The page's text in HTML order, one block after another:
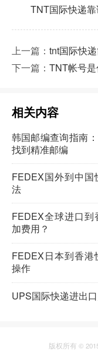
TNT国际快递
上一篇： tnt国际快
下一篇： TNT帐号
相关内容
韩国邮编查询指南
找到精准邮编
FEDEX国外到中
法
FEDEX全球进口
加费用？
FEDEX日本到香
操作
UPS国际快递进出
版权所有 ©